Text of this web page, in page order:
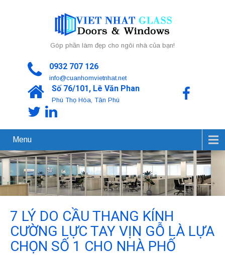
Góp phần làm đẹp cho ngôi nhà của bạn!
0932 707 126
info@cuanhomvietnhat.net
Số 76/101, Lê Văn Phan
Phú Thọ Hòa, Tân Phú
Menu
7 LÝ DO CẦU THANG KÍNH
CƯỜNG LỰC TAY VỊN GỖ LÀ LỰA
CHỌN SỐ 1 CHO NHÀ PHỐ